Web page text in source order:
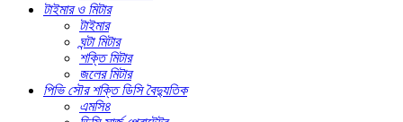
টাইমার ও মিটার
টাইমার
ঘন্টা মিটার
শক্তি মিটার
জলের মিটার
পিভি সৌর শক্তি ডিসি বৈদ্যুতিক
এমসি৪